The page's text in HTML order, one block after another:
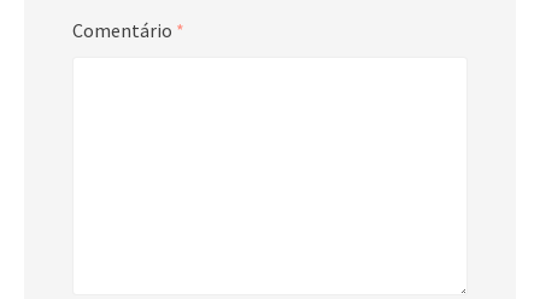
Comentário *